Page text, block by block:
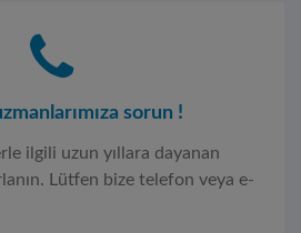
sorun !
ilgili uzun yıllara dayanan
Lütfen bize telefon veya e-